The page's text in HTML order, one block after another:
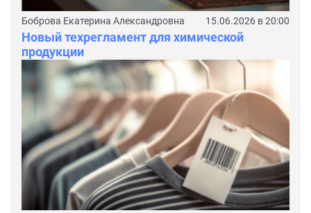
Боброва Екатерина Александровна 15.06.2026 в 20:00
Новый техрегламент для химической
продукции